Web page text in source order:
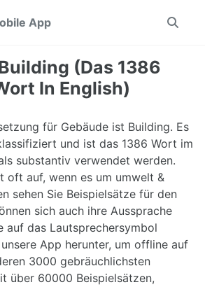
App
Toggle
(Das 1386
In English)
für Gebäude ist Building. Es
und ist das 1386 Wort im
substantiv verwendet werden.
oft auf, wenn es um umwelt &
sehen Sie Beispielsätze für den
sich auch ihre Aussprache
auf das Lautsprechersymbol
App herunter, um offline auf
3000 gebräuchlichsten
über 60000 Beispielsätzen,